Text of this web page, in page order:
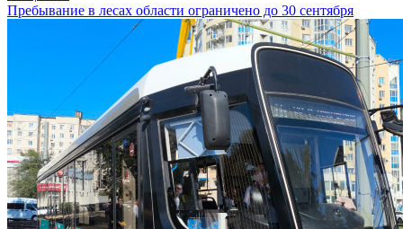
Пребывание в лесах области ограничено до 30 сентября